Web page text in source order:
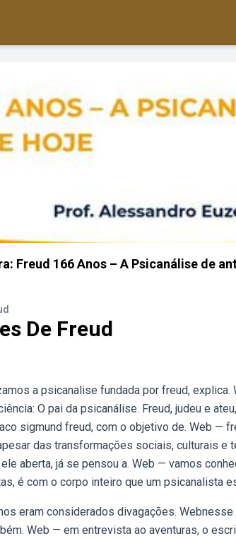
Freud 166 Anos – A Psicanálise de
De Freud
a psicanalise fundada por freud, explica.
O pai da psicanálise. Freud, judeu e
sigmund freud, com o objetivo de. Web —
das transformações sociais, culturais e
aberta, já se pensou a. Web — vamos
é com o corpo inteiro que um psicanalista
eram considerados divagações.
Web — em entrevista ao aventuras, o